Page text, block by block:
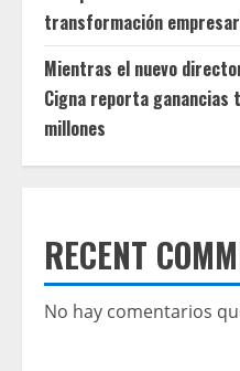
transformación
Mientras el nuevo
Cigna reporta
millones
RECENT
No hay comentarios